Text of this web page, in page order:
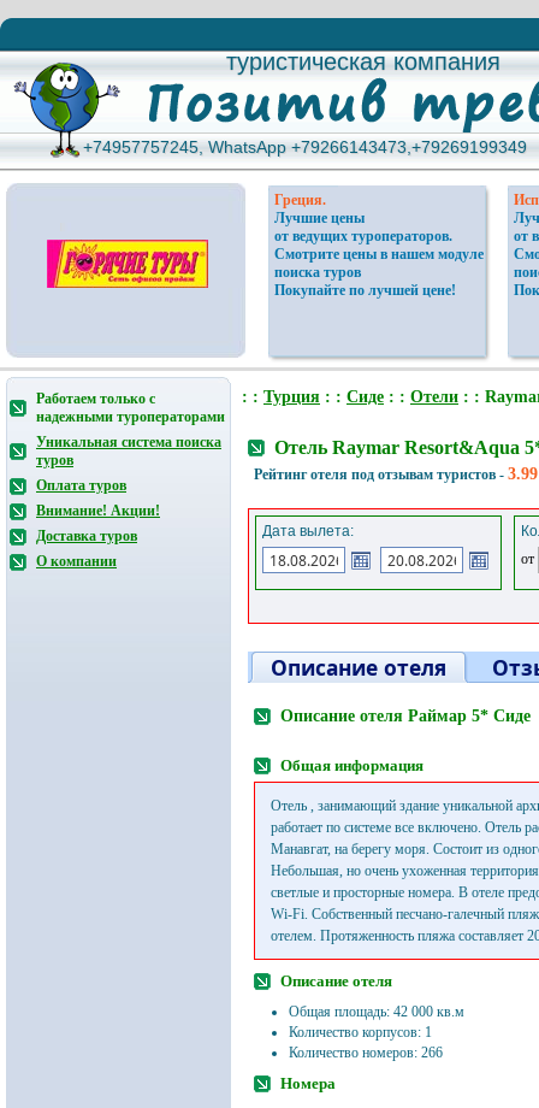
туристическая компания
туристическая компания
+74957757245, WhatsApp +79266143473,+79269199349
+74957757245, WhatsApp +79266143473,+79269199349
Греция.
Лучшие цены
от ведущих туроператоров.
Смотрите цены в нашем модуле
поиска туров
Покупайте по лучшей цене!
от
Работаем только с
надежными туроператорами
Уникальная система поиска
туров
Оплата туров
Внимание! Акции!
Доставка туров
О компании
: : Турция : : Сиде : : Отели : :
Отель Raymar Resort&Aqua
Рейтинг отеля под отзывам туристов -
Дата вылета:
от
Описание отеля
Описание отеля Раймар 5* Сиде
Общая информация
Отель , занимающий здание уникальной
работает по системе все включено. Отель
Манавгат, на берегу моря. Состоит из
Небольшая, но очень ухоженная
светлые и просторные номера. В отеле
Wi-Fi. Собственный песчано-галечный
отелем. Протяженность пляжа составляет
Описание отеля
Общая площадь: 42 000 кв.м
Количество корпусов: 1
Количество номеров: 266
Номера